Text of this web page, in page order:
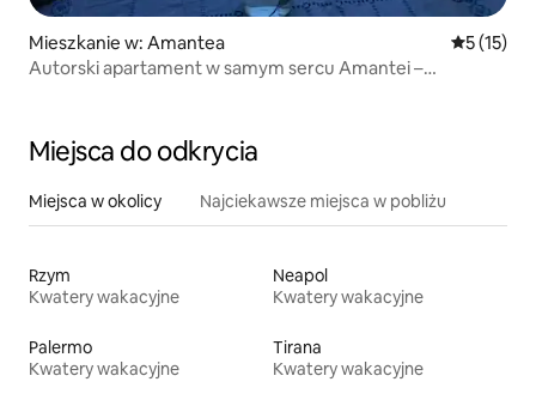
Mieszkanie w: Amantea Średnia
5 (15)
Autorski apartament w samym sercu Amantei –
Miejsca do odkrycia
Miejsca w okolicy Najciekawsze miejsca w pobliżu
Rzym
Kwatery wakacyjne
Neapol
Kwatery wakacyjne
Palermo
Kwatery wakacyjne
Tirana
Kwatery wakacyjne